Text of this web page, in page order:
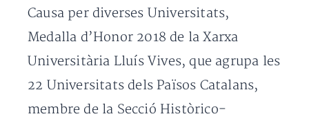
Causa per diverses Universitats,
Medalla d’Honor 2018 de la Xarxa
Universitària Lluís Vives, que agrupa les
22 Universitats dels Països Catalans,
membre de la Secció Històrico-